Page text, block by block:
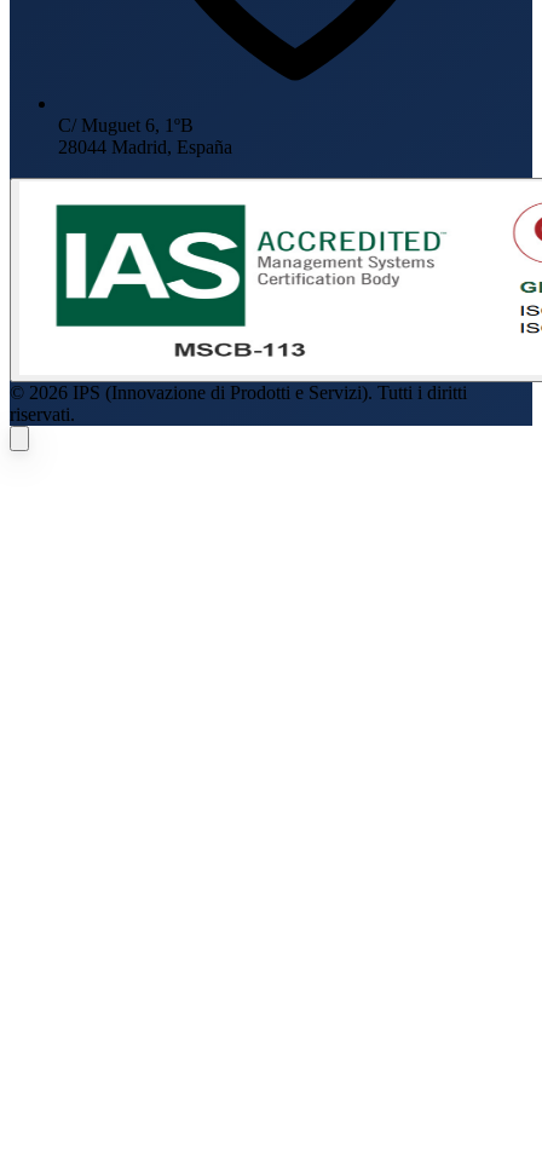
C/ Muguet 6, 1ºB
28044 Madrid, España
© 2026 IPS (Innovazione di Prodotti e Servizi). Tutti i diritti
riservati.